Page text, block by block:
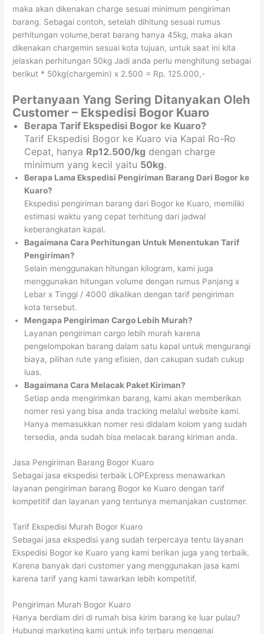
maka akan dikenakan charge sesuai minimum pengiriman
barang. Sebagai contoh, setelah dihitung sesuai rumus
perhitungan volume,berat barang hanya 45kg, maka akan
dikenakan chargemin sesuai kota tujuan, untuk saat ini kita
jelaskan perhitungan 50kg Jadi anda perlu menghitung sebagai
berikut * 50kg(chargemin) x 2.500 = Rp. 125.000,-
Pertanyaan Yang Sering Ditanyakan Oleh
Customer – Ekspedisi Bogor Kuaro
Berapa Tarif Ekspedisi Bogor ke Kuaro?
Tarif Ekspedisi Bogor ke Kuaro via Kapal Ro-Ro
Cepat, hanya Rp12.500/kg dengan charge
minimum yang kecil yaitu 50kg.
Berapa Lama Ekspedisi Pengiriman Barang Dari Bogor ke
Kuaro?
Ekspedisi pengiriman barang dari Bogor ke Kuaro, memiliki
estimasi waktu yang cepat terhitung dari jadwal
keberangkatan kapal.
Bagaimana Cara Perhitungan Untuk Menentukan Tarif
Pengiriman?
Selain menggunakan hitungan kilogram, kami juga
menggunakan hitungan volume dengan rumus Panjang x
Lebar x Tinggi / 4000 dikalikan dengan tarif pengiriman
kota tersebut.
Mengapa Pengiriman Cargo Lebih Murah?
Layanan pengiriman cargo lebih murah karena
pengelompokan barang dalam satu kapal untuk mengurangi
biaya, pilihan rute yang efisien, dan cakupan sudah cukup
luas.
Bagaimana Cara Melacak Paket Kiriman?
Setiap anda mengirimkan barang, kami akan memberikan
nomer resi yang bisa anda tracking melalui website kami.
Hanya memasukkan nomer resi didalam kolom yang sudah
tersedia, anda sudah bisa melacak barang kiriman anda.
Jasa Pengiriman Barang Bogor Kuaro
Sebagai jasa ekspedisi terbaik LOPExpress menawarkan
layanan pengiriman barang Bogor ke Kuaro dengan tarif
kompetitif dan layanan yang tentunya memanjakan customer.
Tarif Ekspedisi Murah Bogor Kuaro
Sebagai jasa ekspedisi yang sudah terpercaya tentu layanan
Ekspedisi Bogor ke Kuaro yang kami berikan juga yang terbaik.
Karena banyak dari customer yang menggunakan jasa kami
karena tarif yang kami tawarkan lebih kompetitif.
Pengiriman Murah Bogor Kuaro
Hanya berdiam diri di rumah bisa kirim barang ke luar pulau?
Hubungi marketing kami untuk info terbaru mengenai